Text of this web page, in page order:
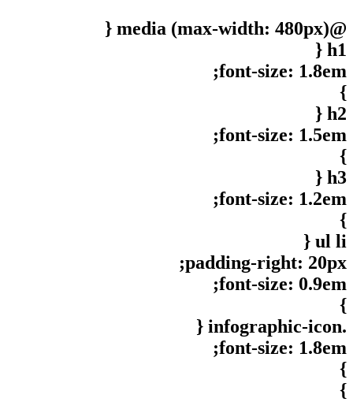
@media (max-width: 480px) {
h1 {
font-size: 1.8em;
}
h2 {
font-size: 1.5em;
}
h3 {
font-size: 1.2em;
}
ul li {
padding-right: 20px;
font-size: 0.9em;
}
.infographic-icon {
font-size: 1.8em;
}
}